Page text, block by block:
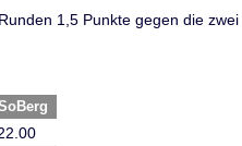
1,5 Punkte gegen die zwei